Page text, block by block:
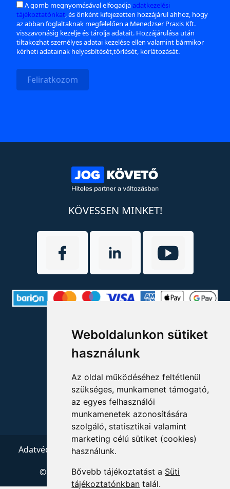
Weboldalunkon sütiket
használunk
Az oldal működéséhez feltétlenül
szükséges, munkamenet támogató,
az egyes felhasználói
munkamenetek azonosítására
szolgáló, statisztikai valamint
marketing célú sütiket (cookies)
használunk.
Bővebb tájékoztatást a Süti
tájékoztatónkban talál.
A gomb megnyomásával elfogadjaadatkezelési
tájékoztatónkat, és önként kifejezetten hozzájárul ahhoz, hogy
az abban foglaltaknak megfelelően a Menedzser Praxis Kft.
visszavonásig kezelje és tárolja adatait. Hozzájárulása után
tiltakozhat személyes adatai kezelése ellen valamint bármikor
kérheti adatainak helyesbítését,törlését, korlátozását.
Feliratkozom
KÖVESSEN MINKET!
+36 1 880 7600
Adatvédelem ÁSZF Impresszum
© 2026 Copyright:Menedzserpraxis.hu